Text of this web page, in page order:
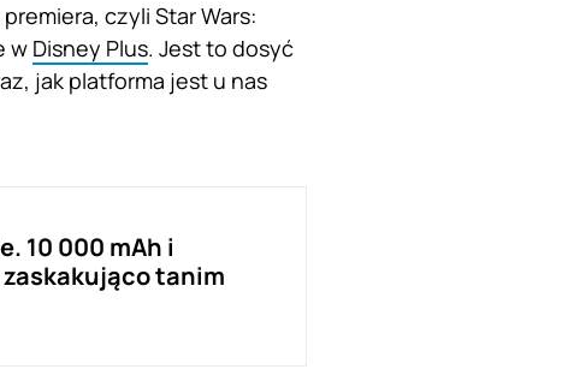
czyli Star Wars:
w Disney Plus. Jest to dosyć
jak platforma jest u nas
10 000 mAh i
zaskakująco tanim